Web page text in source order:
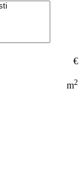
€
m2